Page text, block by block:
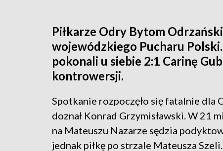
Piłkarze Odry Bytom
wojewódzkiego Pucharu
pokonali u siebie 2:1 Carinę
kontrowersji.
Spotkanie rozpoczęło się fatalnie dla
doznał Konrad Grzymisławski. W 21
na Mateuszu Nazarze sędzia
jednak piłkę po strzale Mateusza